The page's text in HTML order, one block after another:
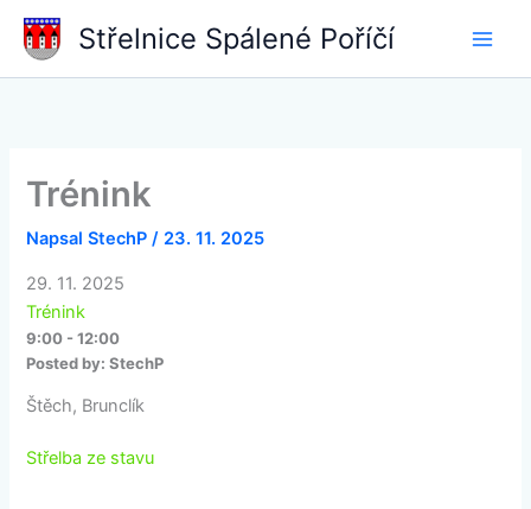
Přeskočit
Střelnice Spálené Poříčí
Trénink
NapsalStechP/ 23. 11. 2025
29. 11. 2025
Trénink
9:00 - 12:00
Posted by: StechP
Štěch, Brunclík
Střelba ze stavu